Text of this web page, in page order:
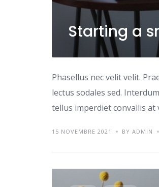
Starting a
Phasellus nec velit velit.
lectus sodales sed.
tellus imperdiet convallis at
15 NOVEMBRE 2021 BY ADMIN